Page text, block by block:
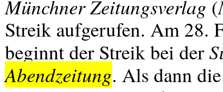
Münchner Zeitungsverlag (
Streik aufgerufen. Am 28.
beginnt der Streik bei der
Abendzeitung. Als dann